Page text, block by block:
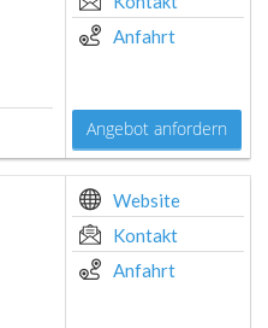
Anfahrt
Angebot anfordern
Website
Kontakt
Anfahrt